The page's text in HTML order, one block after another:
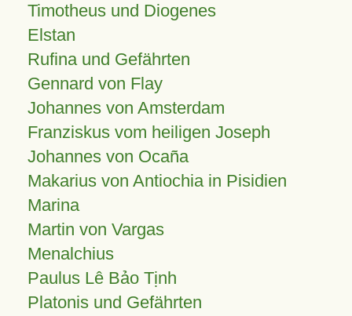
Timotheus und Diogenes
Elstan
Rufina und Gefährten
Gennard von Flay
Johannes von Amsterdam
Franziskus vom heiligen Joseph
Johannes von Ocaña
Makarius von Antiochia in Pisidien
Marina
Martin von Vargas
Menalchius
Paulus Lê Bảo Tịnh
Platonis und Gefährten